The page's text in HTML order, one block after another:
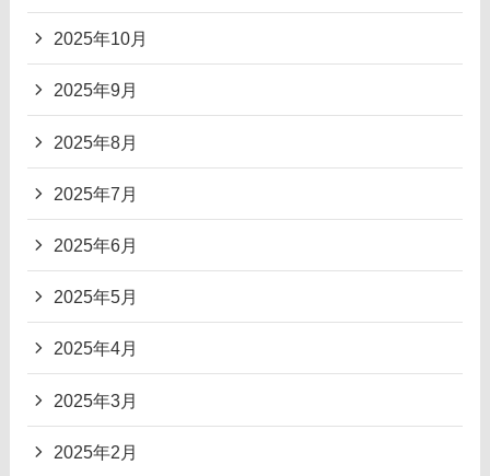
2025年10月
2025年9月
2025年8月
2025年7月
2025年6月
2025年5月
2025年4月
2025年3月
2025年2月